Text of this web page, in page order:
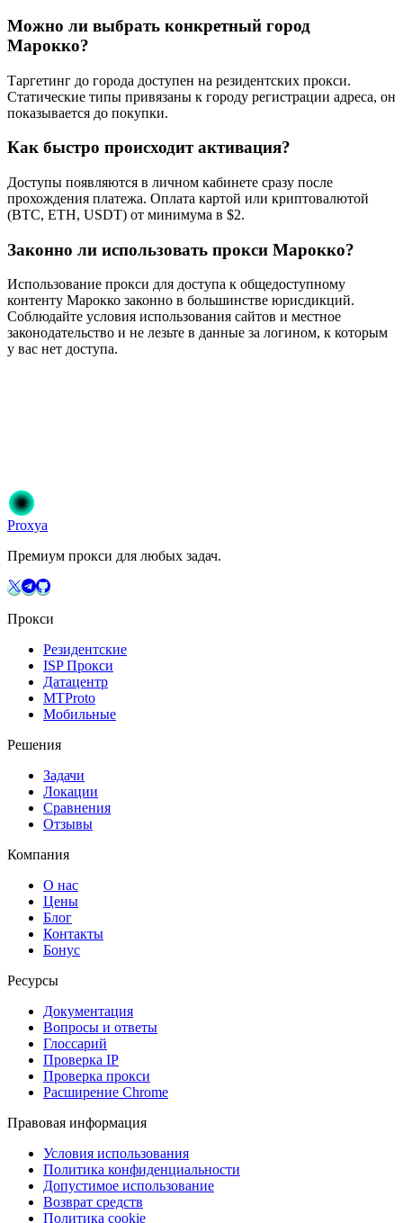
Можно ли выбрать конкретный город
Марокко?
Таргетинг до города доступен на резидентских прокси.
Статические типы привязаны к городу регистрации адреса, он
показывается до покупки.
Как быстро происходит активация?
Доступы появляются в личном кабинете сразу после
прохождения платежа. Оплата картой или криптовалютой
(BTC, ETH, USDT) от минимума в $2.
Законно ли использовать прокси Марокко?
Использование прокси для доступа к общедоступному
контенту Марокко законно в большинстве юрисдикций.
Соблюдайте условия использования сайтов и местное
законодательство и не лезьте в данные за логином, к которым
у вас нет доступа.
Начать
Proxya
Премиум прокси для любых задач.
Прокси
Резидентские
ISP Прокси
Датацентр
MTProto
Мобильные
Решения
Задачи
Локации
Сравнения
Отзывы
Компания
О нас
Цены
Блог
Контакты
Бонус
Ресурсы
Документация
Вопросы и ответы
Глоссарий
Проверка IP
Проверка прокси
Расширение Chrome
Правовая информация
Условия использования
Политика конфиденциальности
Допустимое использование
Возврат средств
Политика cookie